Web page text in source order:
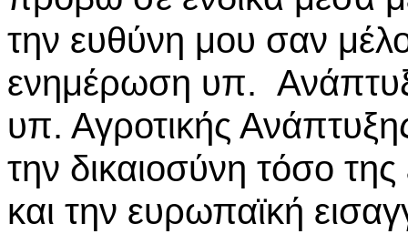
την ευθύνη μου σαν
ενημέρωση υπ.
υπ. Αγροτικής
την δικαιοσύνη τόσο
και την ευρωπαϊκή